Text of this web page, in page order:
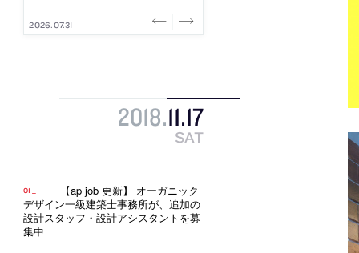
2026.08.03
2026.08.03
2026.07.31
2026.07.30
2026.07.29
2018.11.17
SAT
【ap job 更新】 オーガニック
デザイン一級建築士事務所が、追加の
設計スタッフ・設計アシスタントを募
集中